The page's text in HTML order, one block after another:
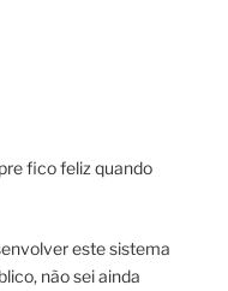
fico feliz quando
este sistema
não sei ainda